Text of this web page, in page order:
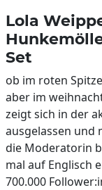
Lola
Set
ob im roten
aber im
zeigt sich in der
ausgelassen und
die Moderatorin
mal auf Englisch
700.000